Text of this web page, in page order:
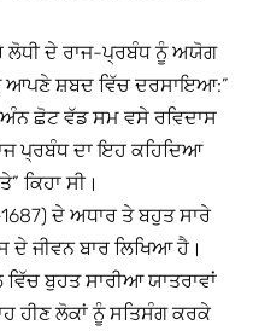
ਲੋਧੀ ਦੇ ਰਾਜ-ਪ੍ਰਬੰਧ ਨੂੰ ਅਯੋਗ
ਆਪਣੇ ਸ਼ਬਦ ਵਿੱਚ ਦਰਸਾਇਆ:”
ਛੋਟ ਵੱਡ ਸਮ ਵਸੇ ਰਵਿਦਾਸ
ਪ੍ਰਬੰਧ ਦਾ ਇਹ ਕਹਿਦਿਆ
ਕਿਹਾ ਸੀ।
ਦੇ ਅਧਾਰ ਤੇ ਬਹੁਤ ਸਾਰੇ
ਦੇ ਜੀਵਨ ਬਾਰ ਲਿਖਿਆ ਹੈ।
ਬੁਹਤ ਸਾਰੀਆ ਯਾਤਰਾਵਾਂ
ਹੀਣ ਲੋਕਾਂ ਨੂੰ ਸਤਿਸੰਗ ਕਰਕੇ